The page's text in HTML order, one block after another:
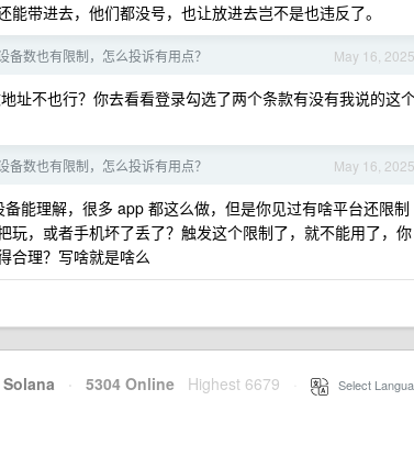
带进去，他们都没号，也让放进去岂不是也违反了。
May 16, 2025
备数也有限制，怎么投诉有用点？
址不也行？你去看看登录勾选了两个条款有没有我说的这
May 16, 2025
备数也有限制，怎么投诉有用点？
能理解，很多 app 都这么做，但是你见过有啥平台还限制
，或者手机坏了丢了？触发这个限制了，就不能用了，你
合理？写啥就是啥么
Solana · 5304 Online Highest 6679 Select